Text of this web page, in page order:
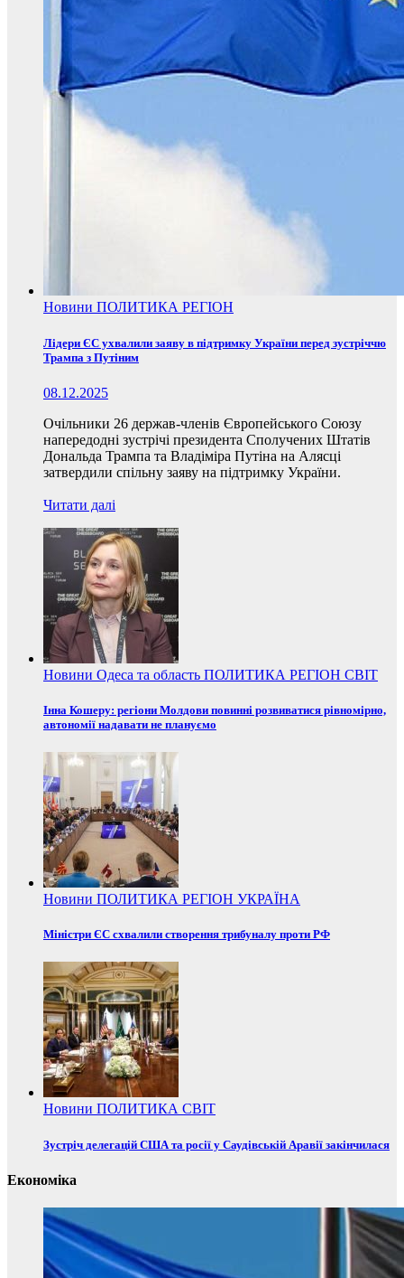
Новини ПОЛИТИКА РЕГІОН
Лідери ЄС ухвалили заяву в підтримку України перед зустріччю
Трампа з Путіним
08.12.2025
Очільники 26 держав-членів Європейського Союзу
напередодні зустрічі президента Сполучених Штатів
Дональда Трампа та Владіміра Путіна на Алясці
затвердили спільну заяву на підтримку України.
Читати далі
Новини Одеса та область ПОЛИТИКА РЕГІОН СВІТ
Інна Кошеру: регіони Молдови повинні розвиватися рівномірно,
автономії надавати не плануємо
Новини ПОЛИТИКА РЕГІОН УКРАЇНА
Міністри ЄС схвалили створення трибуналу проти РФ
Новини ПОЛИТИКА СВІТ
Зустріч делегацій США та росії у Саудівській Аравії закінчилася
Економіка